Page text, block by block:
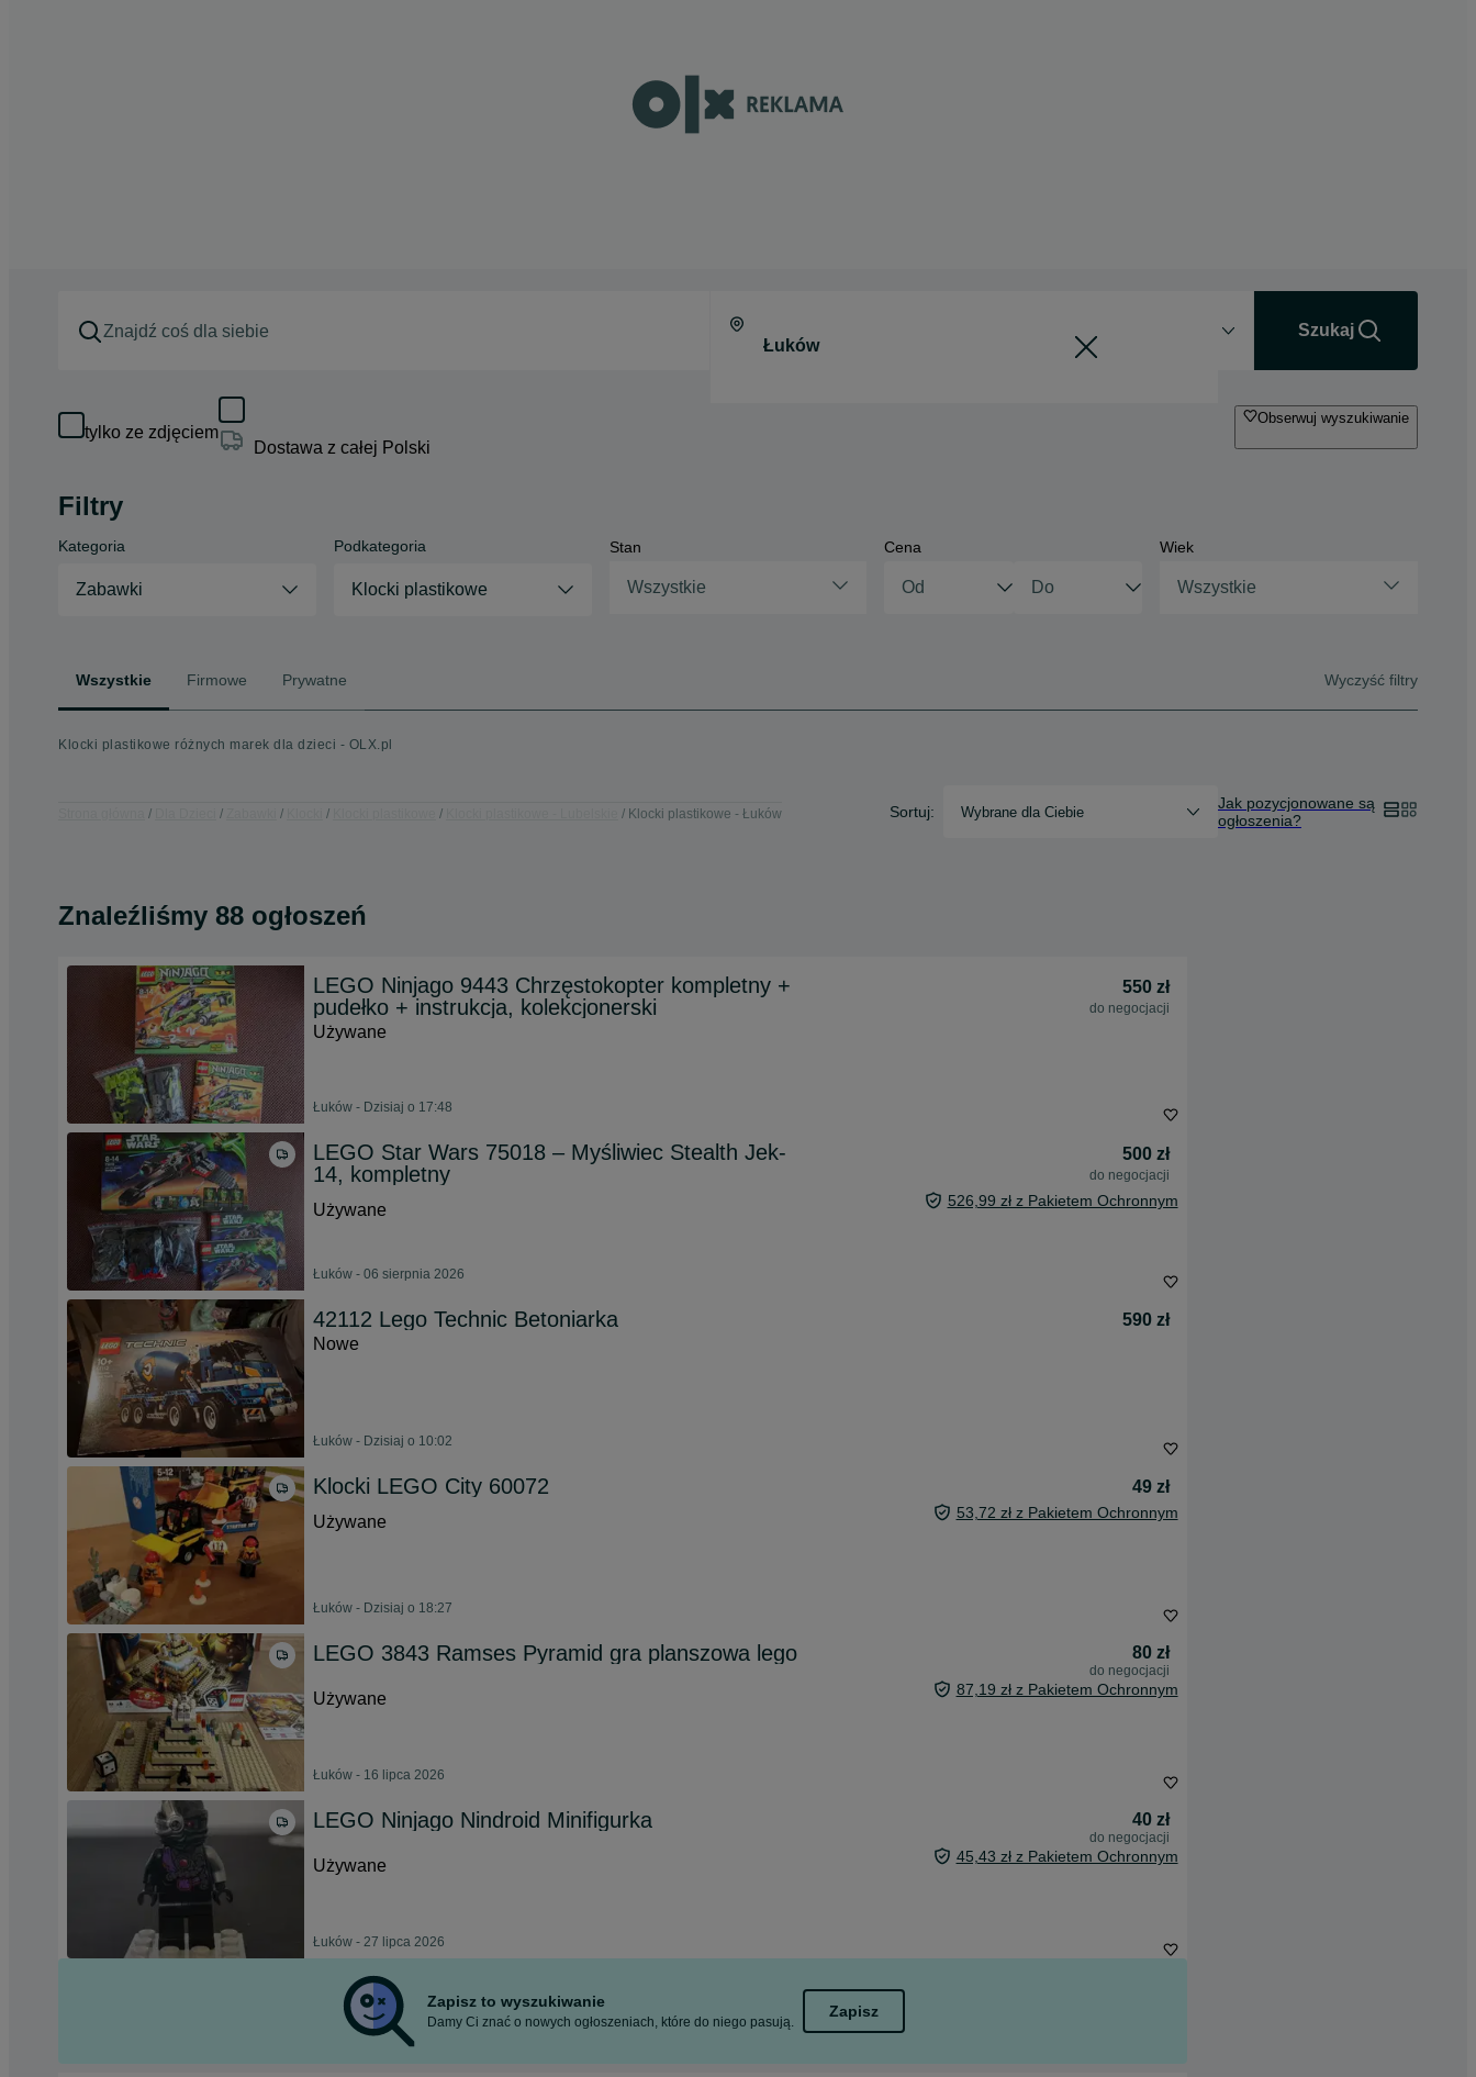
Szukaj
tylko ze zdjęciem
Dostawa z całej Polski
Obserwuj wyszukiwanie
Filtry
Kategoria
Zabawki
Podkategoria
Klocki plastikowe
Stan
Wszystkie
Cena Wiek
Wszystkie
Wszystkie Firmowe Prywatne Wyczyść filtry
Klocki plastikowe różnych marek dla dzieci - OLX.pl
Klocki plastikowe - Łuków Sortuj: Wybrane dla Ciebie
Jak pozycjonowane są
ogłoszenia?
Znaleźliśmy 88 ogłoszeń
LEGO Ninjago 9443 Chrzęstokopter kompletny +
pudełko + instrukcja, kolekcjonerski
550 zł
do negocjacji
Używane
Łuków - Dzisiaj o 17:48
LEGO Star Wars 75018 – Myśliwiec Stealth Jek-
14, kompletny
500 zł
do negocjacji
Używane 526,99 zł z Pakietem Ochronnym
Łuków - 06 sierpnia 2026
42112 Lego Technic Betoniarka
590 zł
Nowe
Łuków - Dzisiaj o 10:02
Klocki LEGO City 60072
49 zł
Używane
53,72 zł z Pakietem Ochronnym
Łuków - Dzisiaj o 18:27
LEGO 3843 Ramses Pyramid gra planszowa lego 80 zł
do negocjacji
Używane 87,19 zł z Pakietem Ochronnym
Łuków - 16 lipca 2026
LEGO Ninjago Nindroid Minifigurka 40 zł
do negocjacji
Używane 45,43 zł z Pakietem Ochronnym
Łuków - 27 lipca 2026
Zapisz to wyszukiwanie
Damy Ci znać o nowych ogłoszeniach, które do niego pasują.
Zapisz